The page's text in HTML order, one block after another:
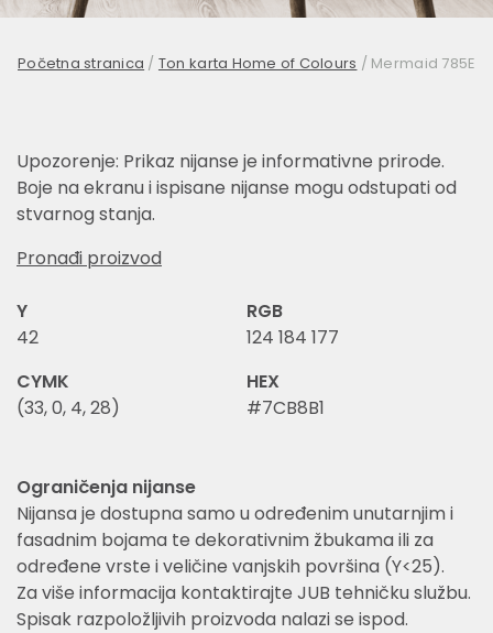
Početna stranica / Ton karta Home of Colours / Mermaid 785E
Upozorenje: Prikaz nijanse je informativne prirode.
Boje na ekranu i ispisane nijanse mogu odstupati od
stvarnog stanja.
Pronađi proizvod
Y
42
RGB
124 184 177
CYMK
(33, 0, 4, 28)
HEX
#7CB8B1
Ograničenja nijanse
Nijansa je dostupna samo u određenim unutarnjim i
fasadnim bojama te dekorativnim žbukama ili za
određene vrste i veličine vanjskih površina (Y<25).
Za više informacija kontaktirajte JUB tehničku službu.
Spisak razpoložljivih proizvoda nalazi se ispod.